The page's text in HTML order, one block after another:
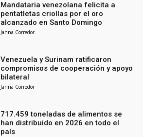
Mandataria venezolana felicita a
pentatletas criollas por el oro
alcanzado en Santo Domingo
Janna Corredor
Venezuela y Surinam ratificaron
compromisos de cooperación y apoyo
bilateral
Janna Corredor
717.459 toneladas de alimentos se
han distribuido en 2026 en todo el
país